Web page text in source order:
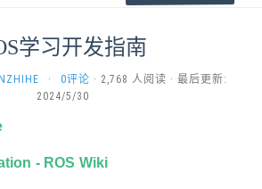
学习开发指南
· 0评论 · 2,768 人阅读 · 最后更新:
2024/5/30
- ROS Wiki